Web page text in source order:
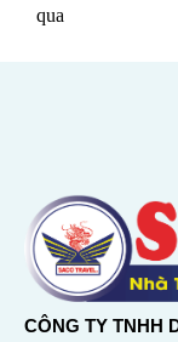
qua
CÔNG TY TNHH